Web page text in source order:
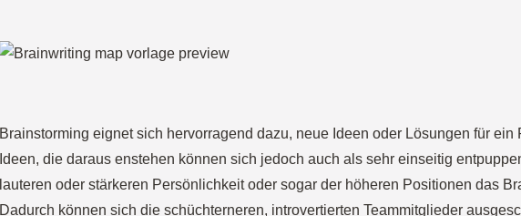
Brainstorming eignet sich hervorragend dazu, neue Ideen oder Lösungen für ein
Ideen, die daraus enstehen können sich jedoch auch als sehr einseitig
lauteren oder stärkeren Persönlichkeit oder sogar der höheren Positionen das
Dadurch können sich die schüchterneren, introvertierten Teammitglieder